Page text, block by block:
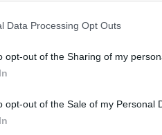
Data Processing Opt Outs
opt-out of the Sharing of my
opt-out of the Sale of my Personal
contribuire allo sviluppo
in tre tranche,
la rete cittadina,
undeposito criogenico
sicurezza e